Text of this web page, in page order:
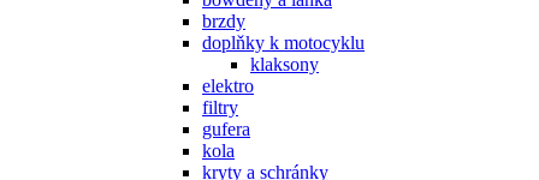
brzdy
doplňky k motocyklu
klaksony
elektro
filtry
gufera
kola
kryty a schránky